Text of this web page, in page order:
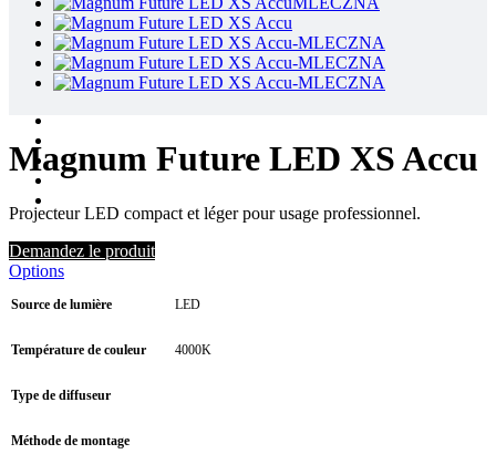
Magnum Future LED XS Accu
Projecteur LED compact et léger pour usage professionnel.
Demandez le produit
Options
Source de lumière LED
Température de couleur 4000K
Type de diffuseur
Méthode de montage